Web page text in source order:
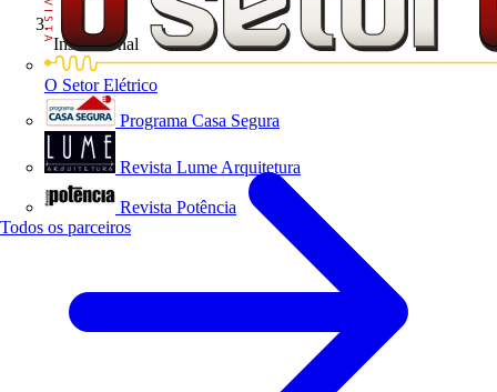
O Setor Elétrico
Programa Casa Segura
Revista Lume Arquitetura
Revista Potência
Todos os parceiros
Institucional